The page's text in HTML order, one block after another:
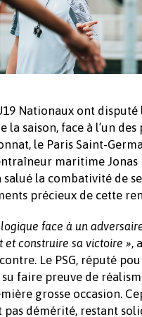
Nationaux ont disputé
la saison, face à l’un des
le Paris Saint-
maritime Jonas
salué la combativité de
précieux de cette
face à un
et construire sa victoire »,
Le PSG, réputé
faire preuve de
grosse occasion.
pas démérité, restant